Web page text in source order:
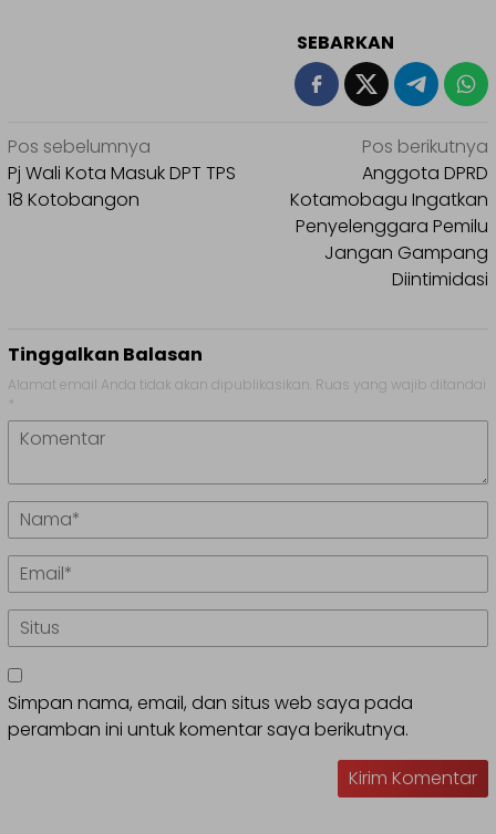
SEBARKAN
Navigasi
pos
Pos sebelumnya
Pj Wali Kota Masuk DPT TPS
18 Kotobangon
Pos berikutnya
Anggota DPRD
Kotamobagu Ingatkan
Penyelenggara Pemilu
Jangan Gampang
Diintimidasi
Tinggalkan Balasan
Alamat email Anda tidak akan dipublikasikan. Ruas yang wajib ditandai
*
Simpan nama, email, dan situs web saya pada
peramban ini untuk komentar saya berikutnya.